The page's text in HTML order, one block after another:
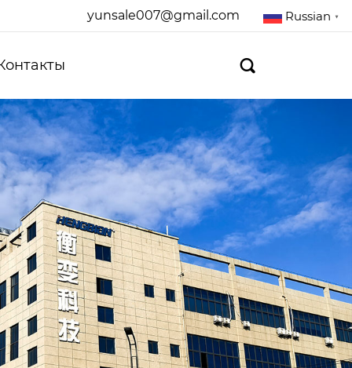
yunsale007@gmail.com Russian ▼
